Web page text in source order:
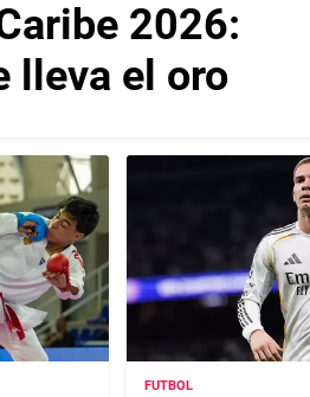
2026:
lleva el oro
FUTBOL